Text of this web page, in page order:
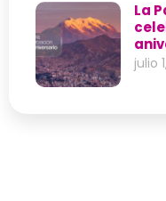
La
julio